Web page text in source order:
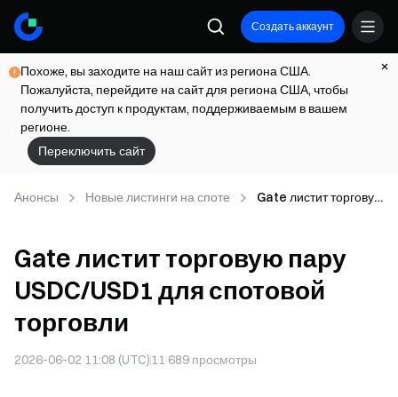
Создать аккаунт
Похоже, вы заходите на наш сайт из региона США.
Пожалуйста, перейдите на сайт для региона США, чтобы
получить доступ к продуктам, поддерживаемым в вашем
регионе.
Переключить сайт
Анонсы Новые листинги на споте
Gate листит торговую
Gate листит торговую пару
USDC/USD1 для спотовой
торговли
2026-06-02 11:08 (UTC) 11 689 просмотры